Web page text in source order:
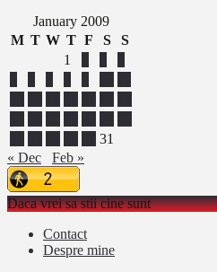
January 2009
M T W T F S
S
1
31
« Dec
Feb »
Daca vrei sa stii cine sunt
Contact
Despre mine